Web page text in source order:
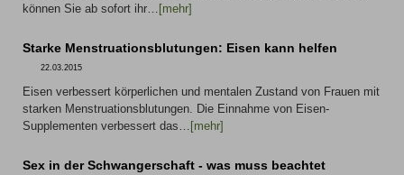
können Sie ab sofort ihr… [mehr]
Starke Menstruationsblutungen: Eisen kann helfen
22.03.2015
Eisen verbessert körperlichen und mentalen Zustand von Frauen mit
starken Menstruationsblutungen. Die Einnahme von Eisen-
Supplementen verbessert das… [mehr]
Sex in der Schwangerschaft - was muss beachtet